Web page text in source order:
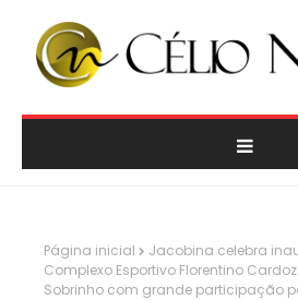
Página inicial
Jacobina celebra
Complexo Esportivo Florentino
Sobrinho com grande participação